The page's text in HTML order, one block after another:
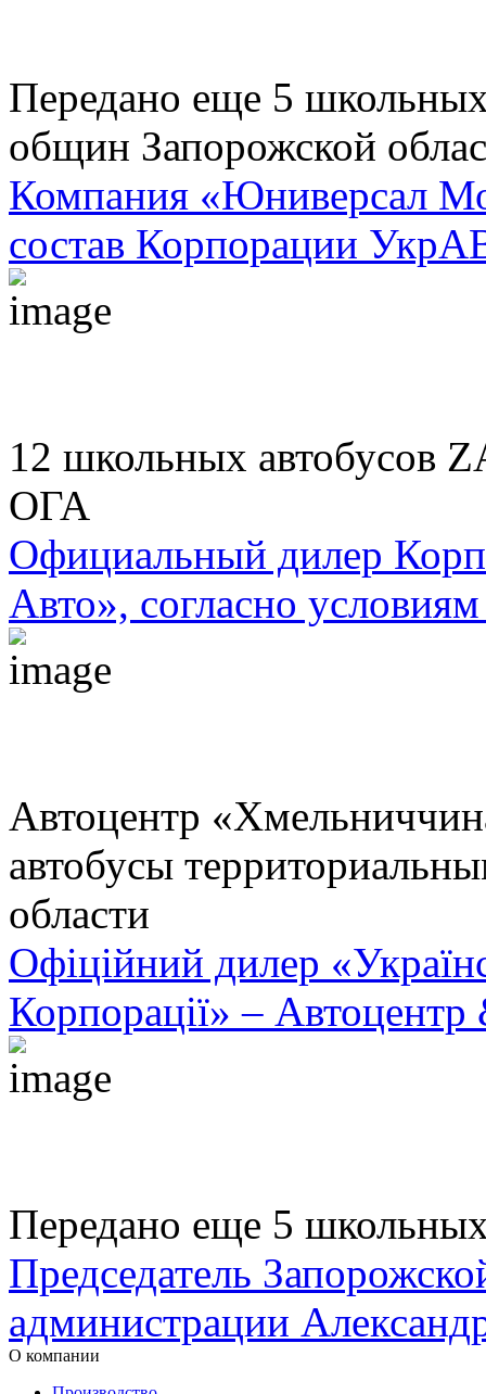
Передано еще 5
общин Запорожской
Компания «Юниверсал
состав Корпорации
12 школьных автобусов
ОГА
Официальный дилер
Авто», согласно
Автоцентр
автобусы
области
Офіційний дилер
Корпорації» – Автоцентр
Передано еще 5
Председатель
администрации
О компании